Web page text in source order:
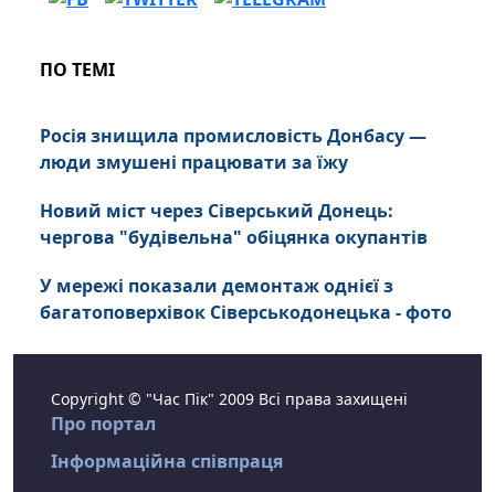
ПО ТЕМІ
Росія знищила промисловість Донбасу —
люди змушені працювати за їжу
Новий міст через Сіверський Донець:
чергова "будівельна" обіцянка окупантів
У мережі показали демонтаж однієї з
багатоповерхівок Сіверськодонецька - фото
Copyright © "Час Пік" 2009 Всі права захищені
Про портал
Інформаційна співпраця